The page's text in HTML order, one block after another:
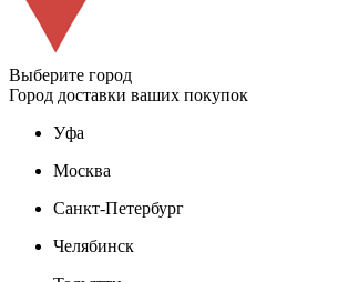
Выберите город
Город доставки ваших покупок
Уфа
Москва
Санкт-Петербург
Челябинск